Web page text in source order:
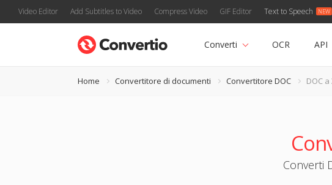
Video Editor Add Subtitles to Video Compress Video GIF Editor Text to Speech
Converti OCR API
Home Convertitore di documenti Convertitore DOC DOC a
Converti